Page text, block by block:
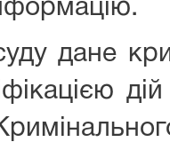
дане